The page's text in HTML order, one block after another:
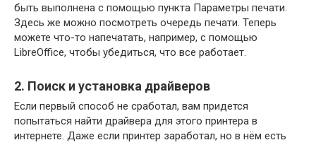
быть выполнена с помощью пункта Параметры печати.
Здесь же можно посмотреть очередь печати. Теперь
можете что-то напечатать, например, с помощью
LibreOffice, чтобы убедиться, что все работает.
2. Поиск и установка драйверов
Если первый способ не сработал, вам придется
попытаться найти драйвера для этого принтера в
интернете. Даже если принтер заработал, но в нём есть